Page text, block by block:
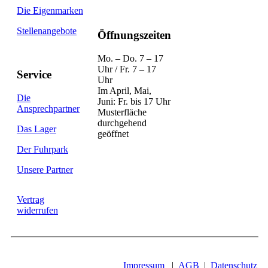
Die Eigenmarken
Stellenangebote
Service
Die
Ansprechpartner
Das Lager
Der Fuhrpark
Unsere Partner
Vertrag
widerrufen
Öffnungszeiten
Mo. – Do. 7 – 17
Uhr / Fr. 7 – 17
Uhr
Im April, Mai,
Juni: Fr. bis 17 Uhr
Musterfläche
durchgehend
geöffnet
Impressum | AGB | Datenschutz